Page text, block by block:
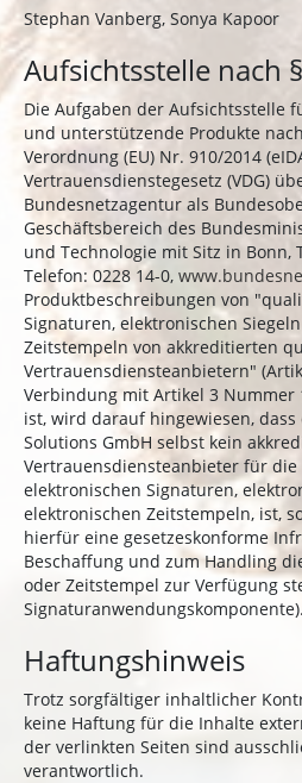
Stephan Vanberg, Sonya Kapoor
Aufsichtsstelle nach
Die Aufgaben der Aufsichtsstelle
und unterstützende Produkte
Verordnung (EU) Nr. 910/2014
Vertrauensdienstegesetz (VDG)
Bundesnetzagentur als
Geschäftsbereich des
und Technologie mit Sitz in Bonn,
Telefon: 0228 14-0,
Produktbeschreibungen von
Signaturen, elektronischen
Zeitstempeln von akkreditierten
Vertrauensdiensteanbietern"
Verbindung mit Artikel 3 Nummer
ist, wird darauf hingewiesen, dass
Solutions GmbH selbst kein
Vertrauensdiensteanbieter für die
elektronischen Signaturen,
elektronischen Zeitstempeln, ist,
hierfür eine gesetzeskonforme
Beschaffung und zum Handling
oder Zeitstempel zur Verfügung
Signaturanwendungskomponente).
Haftungshinweis
Trotz sorgfältiger inhaltlicher
keine Haftung für die Inhalte
der verlinkten Seiten sind
verantwortlich.